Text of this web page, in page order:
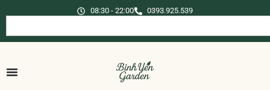
08:30 - 22:00 0393.925.539